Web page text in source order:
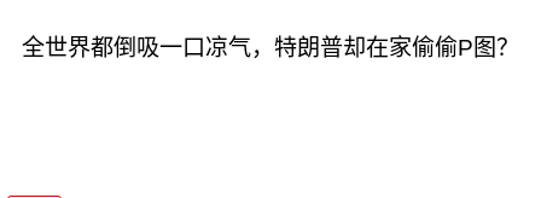
全世界都倒吸一口凉气，特朗普却在家偷偷P图？